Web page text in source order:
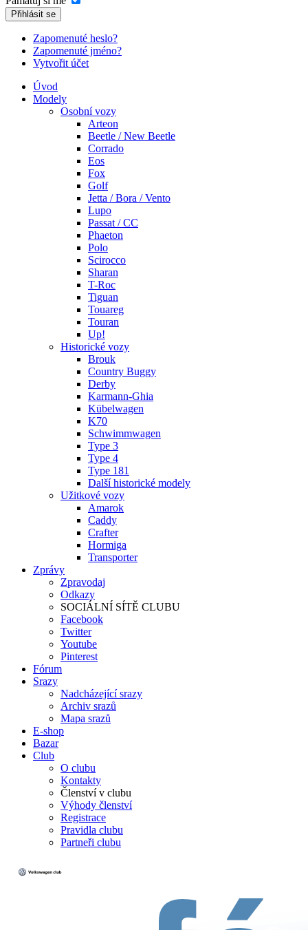
Přihlásit se
Zapomenuté heslo?
Zapomenuté jméno?
Vytvořit účet
Úvod
Modely
Osobní vozy
Arteon
Beetle / New Beetle
Corrado
Eos
Fox
Golf
Jetta / Bora / Vento
Lupo
Passat / CC
Phaeton
Polo
Scirocco
Sharan
T-Roc
Tiguan
Touareg
Touran
Up!
Historické vozy
Brouk
Country Buggy
Derby
Karmann-Ghia
Kübelwagen
K70
Schwimmwagen
Type 3
Type 4
Type 181
Další historické modely
Užitkové vozy
Amarok
Caddy
Crafter
Hormiga
Transporter
Zprávy
Zpravodaj
Odkazy
SOCIÁLNÍ SÍTĚ CLUBU
Facebook
Twitter
Youtube
Pinterest
Fórum
Srazy
Nadcházející srazy
Archiv srazů
Mapa srazů
E-shop
Bazar
Club
O clubu
Kontakty
Členství v clubu
Výhody členství
Registrace
Pravidla clubu
Partneři clubu